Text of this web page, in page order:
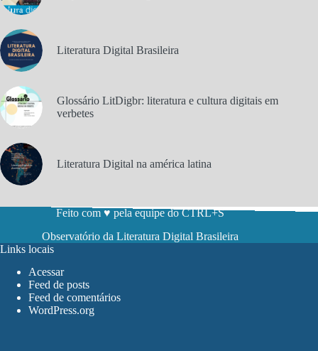
Literatura Digital Brasileira
Glossário LitDigbr: literatura e cultura digitais em
verbetes
Literatura Digital na américa latina
Feito com ♥ pela equipe do CTRL+S
Observatório da Literatura Digital Brasileira
Links locais
Acessar
Feed de posts
Feed de comentários
WordPress.org